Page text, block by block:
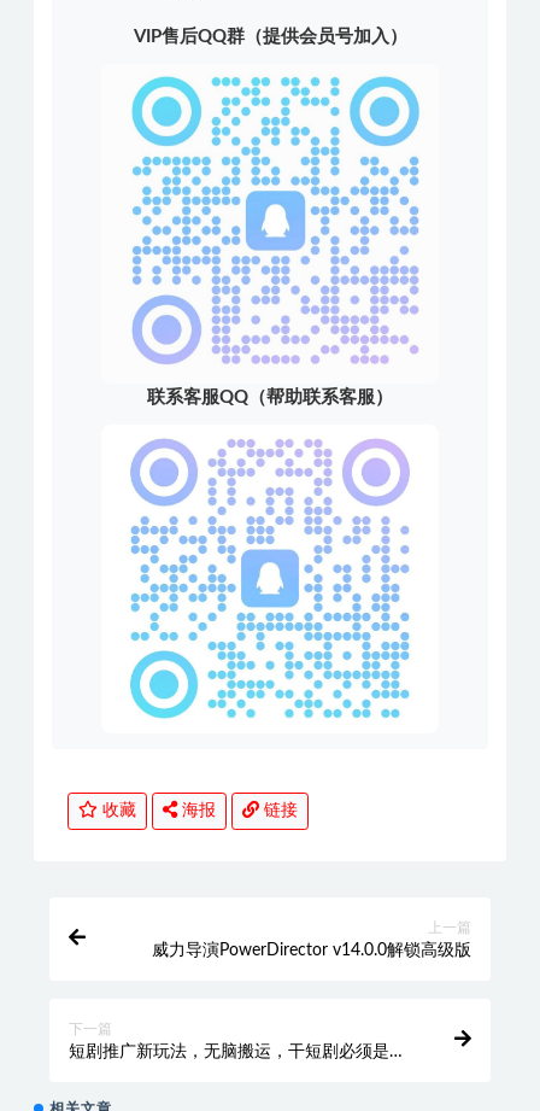
VIP售后QQ群（提供会员号加入）
联系客服QQ（帮助联系客服）
收藏 海报 链接
上一篇
威力导演PowerDirector v14.0.0解锁高级版
下一篇
短剧推广新玩法，无脑搬运，干短剧必须是搬